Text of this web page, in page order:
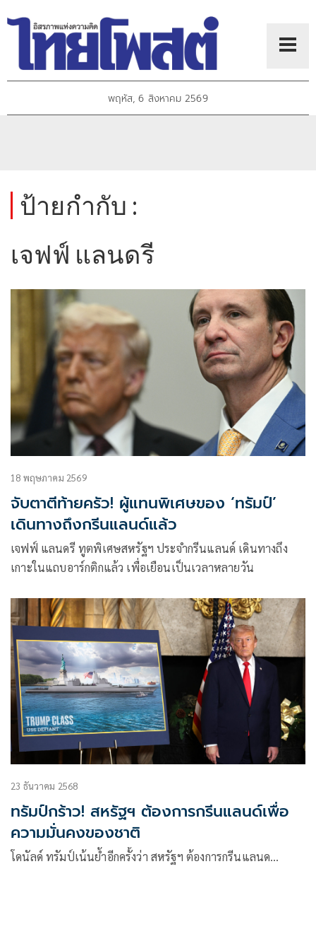
พฤหัส, 6 สิงหาคม 2569
ป้ายกำกับ :
เจฟฟ์ แลนดรี
18 พฤษภาคม 2569
จับตาตีท้ายครัว! ผู้แทนพิเศษของ ‘ทรัมป์’
เดินทางถึงกรีนแลนด์แล้ว
เจฟฟ์ แลนดรี ทูตพิเศษสหรัฐฯ ประจำกรีนแลนด์ เดินทางถึง
เกาะในแถบอาร์กติกแล้ว เพื่อเยือนเป็นเวลาหลายวัน
23 ธันวาคม 2568
ทรัมป์กร้าว! สหรัฐฯ ต้องการกรีนแลนด์เพื่อ
ความมั่นคงของชาติ
โดนัลด์ ทรัมป์เน้นย้ำอีกครั้งว่า สหรัฐฯ ต้องการกรีนแลนด…